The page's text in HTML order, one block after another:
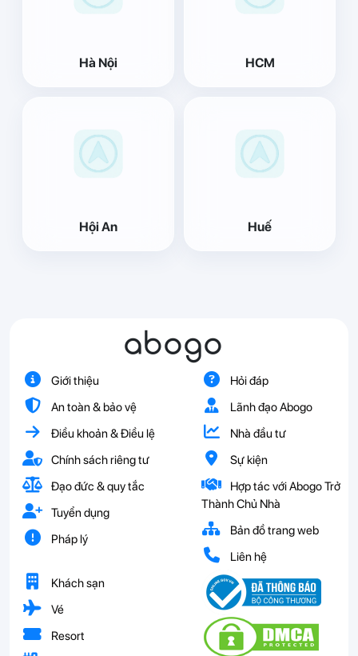
Hà Nội HCM
Hội An Huế
abogo
Giới thiệu
An toàn & bảo vệ
Điều khoản & Điều lệ
Chính sách riêng tư
Đạo đức & quy tắc
Tuyển dụng
Pháp lý
Hỏi đáp
Lãnh đạo Abogo
Nhà đầu tư
Sự kiện
Hợp tác với Abogo Trở
Thành Chủ Nhà
Bản đồ trang web
Liên hệ
Khách sạn
Vé
Resort